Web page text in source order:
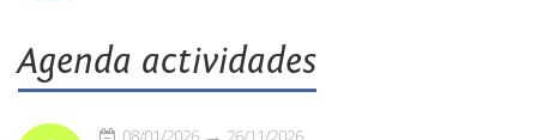
Agenda actividades